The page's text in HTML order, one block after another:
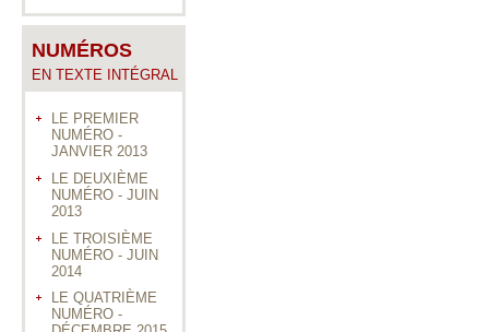
NUMÉROS
EN TEXTE INTÉGRAL
LE PREMIER
NUMÉRO -
JANVIER 2013
LE DEUXIÈME
NUMÉRO - JUIN
2013
LE TROISIÈME
NUMÉRO - JUIN
2014
LE QUATRIÈME
NUMÉRO -